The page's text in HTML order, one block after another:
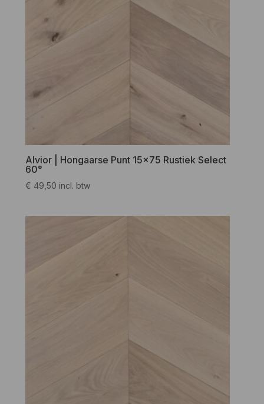
Alvior | Hongaarse Punt 15×75 Rustiek Select
60°
€ 49,50 incl. btw